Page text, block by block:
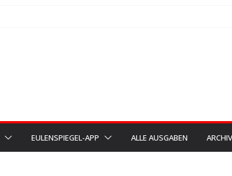
EULENSPIEGEL-APP ALLE AUSGABEN ARCHIV